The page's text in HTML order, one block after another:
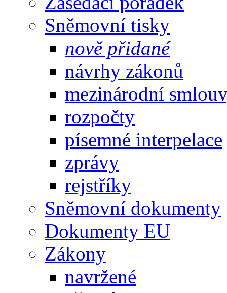
Sněmovní tisky
nově přidané
návrhy zákonů
mezinárodní
rozpočty
písemné interpelace
zprávy
rejstříky
Sněmovní dokumenty
Dokumenty EU
Zákony
navržené